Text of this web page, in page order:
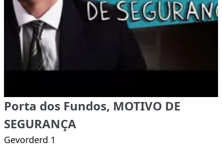
Porta dos Fundos, MOTIVO DE
SEGURANÇA
Gevorderd 1